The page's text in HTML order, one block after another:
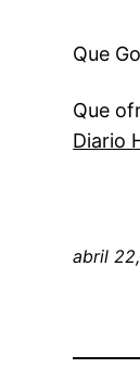
Que
Que
Diario
abril